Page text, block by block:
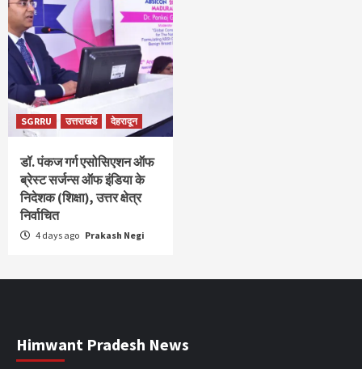
SGRRU उत्तराखंड देहरादून
डॉ. पंकज गर्ग एसोसिएशन ऑफ
ब्रेस्ट सर्जन्स ऑफ इंडिया के
निदेशक (शिक्षा), उत्तर क्षेत्र
निर्वाचित
4 days ago Prakash Negi
Himwant Pradesh News